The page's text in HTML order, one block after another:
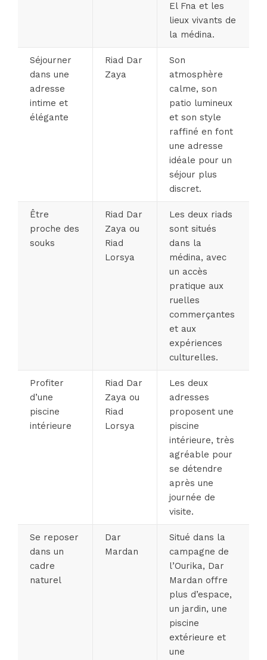
El Fna et les
lieux vivants de
la médina.
Séjourner
dans une
adresse
intime et
élégante
Riad Dar
Zaya
Son
atmosphère
calme, son
patio lumineux
et son style
raffiné en font
une adresse
idéale pour un
séjour plus
discret.
Être
proche des
souks
Riad Dar
Zaya ou
Riad
Lorsya
Les deux riads
sont situés
dans la
médina, avec
un accès
pratique aux
ruelles
commerçantes
et aux
expériences
culturelles.
Profiter
d’une
piscine
intérieure
Riad Dar
Zaya ou
Riad
Lorsya
Les deux
adresses
proposent une
piscine
intérieure, très
agréable pour
se détendre
après une
journée de
visite.
Se reposer
dans un
cadre
naturel
Dar
Mardan
Situé dans la
campagne de
l’Ourika, Dar
Mardan offre
plus d’espace,
un jardin, une
piscine
extérieure et
une